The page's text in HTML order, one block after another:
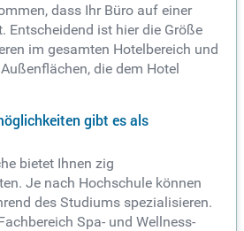
dass Ihr Büro auf einer
Entscheidend ist hier die Größe
im gesamten Hotelbereich und
die dem Hotel
gibt es als
bietet Ihnen zig
Je nach Hochschule können
des Studiums spezialisieren.
Spa- und Wellness-